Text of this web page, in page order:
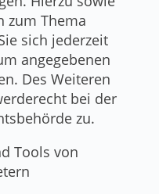
zum Thema
sich jederzeit
angegebenen
Des Weiteren
bei der
zu.
Tools von